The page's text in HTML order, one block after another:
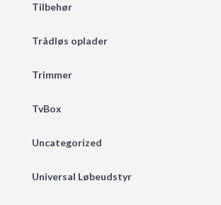
Tilbehør
Trådløs oplader
Trimmer
TvBox
Uncategorized
Universal Løbeudstyr